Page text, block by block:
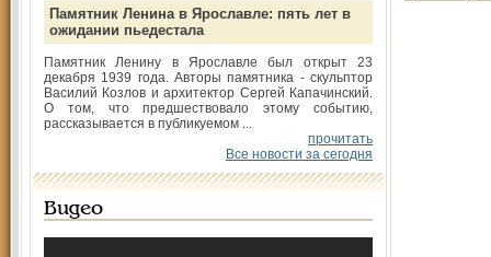
Памятник Ленина в Ярославле: пять лет в
ожидании пьедестала
Памятник Ленину в Ярославле был открыт 23
декабря 1939 года. Авторы памятника - скульптор
Василий Козлов и архитектор Сергей Капачинский.
О том, что предшествовало этому событию,
рассказывается в публикуемом ...
прочитать
Все новости за сегодня
Видео